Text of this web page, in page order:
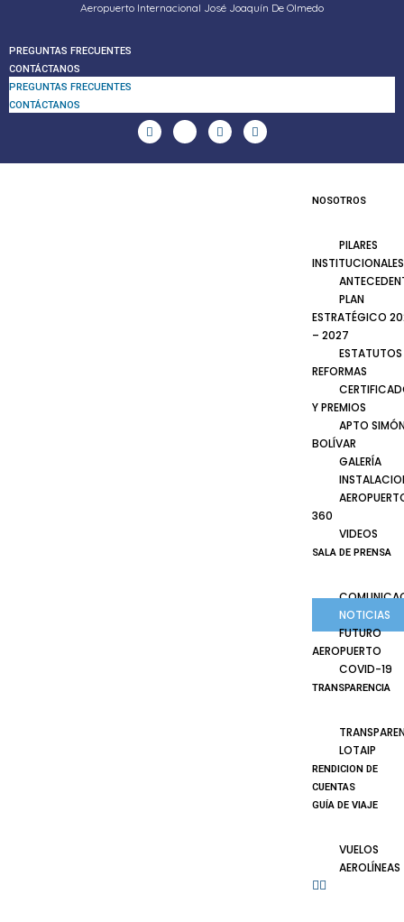
Aeropuerto Internacional José Joaquín De Olmedo
PREGUNTAS FRECUENTES
CONTÁCTANOS
PREGUNTAS FRECUENTES
CONTÁCTANOS
NOSOTROS
PILARES
INSTITUCIONALES
PLAN
ESTRATÉGICO
– 2027
ESTATUTOS
REFORMAS
Y PREMIOS
APTO
BOLÍVAR
GALERÍA
360
VIDEOS
SALA DE PRENSA
NOTICIAS
FUTURO
AEROPUERTO
COVID-19
TRANSPARENCIA
LOTAIP
RENDICION DE
CUENTAS
GUÍA DE VIAJE
VUELOS
AEROLÍNEAS